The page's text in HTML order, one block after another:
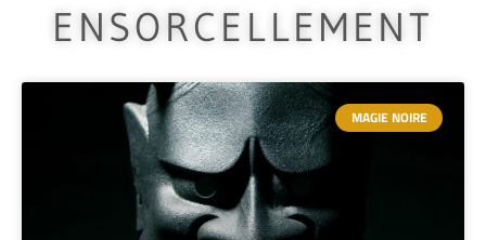
ENSORCELLEMENT
MAGIE NOIRE